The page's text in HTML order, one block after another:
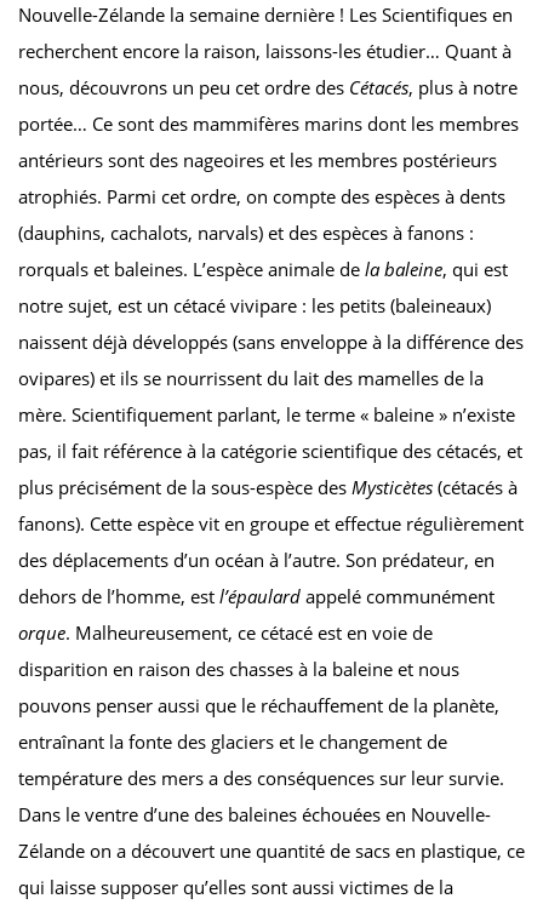
Nouvelle-Zélande la semaine dernière ! Les Scientifiques en
recherchent encore la raison, laissons-les étudier… Quant à
nous, découvrons un peu cet ordre des Cétacés, plus à notre
portée… Ce sont des mammifères marins dont les membres
antérieurs sont des nageoires et les membres postérieurs
atrophiés. Parmi cet ordre, on compte des espèces à dents
(dauphins, cachalots, narvals) et des espèces à fanons :
rorquals et baleines. L’espèce animale de la baleine, qui est
notre sujet, est un cétacé vivipare : les petits (baleineaux)
naissent déjà développés (sans enveloppe à la différence des
ovipares) et ils se nourrissent du lait des mamelles de la
mère. Scientifiquement parlant, le terme « baleine » n’existe
pas, il fait référence à la catégorie scientifique des cétacés, et
plus précisément de la sous-espèce des Mysticètes (cétacés à
fanons). Cette espèce vit en groupe et effectue régulièrement
des déplacements d’un océan à l’autre. Son prédateur, en
dehors de l’homme, est l’épaulard appelé communément
orque. Malheureusement, ce cétacé est en voie de
disparition en raison des chasses à la baleine et nous
pouvons penser aussi que le réchauffement de la planète,
entraînant la fonte des glaciers et le changement de
température des mers a des conséquences sur leur survie.
Dans le ventre d’une des baleines échouées en Nouvelle-
Zélande on a découvert une quantité de sacs en plastique, ce
qui laisse supposer qu’elles sont aussi victimes de la